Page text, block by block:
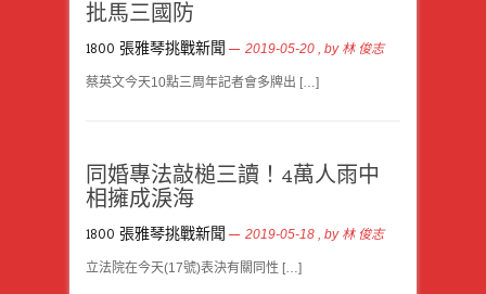
批馬三國防
1800 張雅琴挑戰新聞 2019-05-20 , by 林 俊志
蔡英文今天10點三周年記者會多牌出 […]
同婚專法敲槌三讀！4萬人雨中
相擁成淚海
1800 張雅琴挑戰新聞 2019-05-18 , by 林 俊志
立法院在今天(17號)表決有關同性 […]